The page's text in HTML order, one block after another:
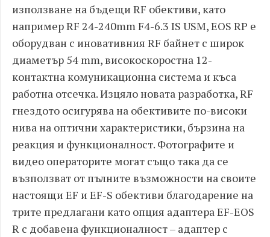
използване на бъдещи RF обективи, като
например RF 24-240mm F4-6.3 IS USM, EOS RP е
оборудван с иновативния RF байнет с широк
диаметър 54 mm, високоскоростна 12-
контактна комуникационна система и къса
работна отсечка. Изцяло новата разработка, RF
гнездото осигурява на обективите по-високи
нива на оптични характеристики, бързина на
реакция и функционалност. Фотографите и
видео операторите могат също така да се
възползват от пълните възможности на своите
настоящи EF и EF-S обективи благодарение на
трите предлагани като опция адаптера EF-EOS
R с добавена функционалност – адаптер с